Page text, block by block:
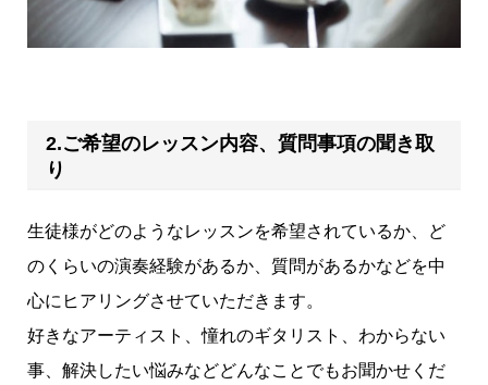
2.ご希望のレッスン内容、質問事項の聞き取
り
生徒様がどのようなレッスンを希望されているか、ど
のくらいの演奏経験があるか、質問があるかなどを中
心にヒアリングさせていただきます。
好きなアーティスト、憧れのギタリスト、わからない
事、解決したい悩みなどどんなことでもお聞かせくだ